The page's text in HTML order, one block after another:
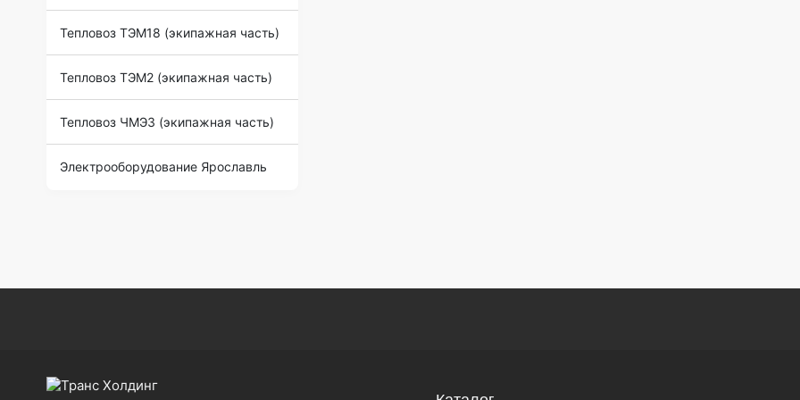
Тепловоз ТЭМ18 (экипажная часть)
Тепловоз ТЭМ2 (экипажная часть)
Тепловоз ЧМЭ3 (экипажная часть)
Электрооборудование Ярославль